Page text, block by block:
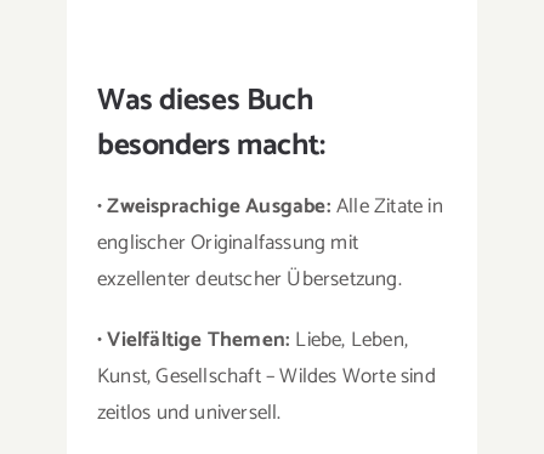
Was dieses Buch
besonders macht:
•Zweisprachige Ausgabe:Alle Zitate in
englischer Originalfassung mit
exzellenter deutscher Übersetzung.
•Vielfältige Themen: Liebe, Leben,
Kunst, Gesellschaft – Wildes Worte sind
zeitlos und universell.